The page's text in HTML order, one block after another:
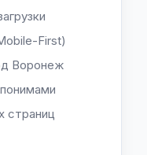
First)
Воронеж
страниц